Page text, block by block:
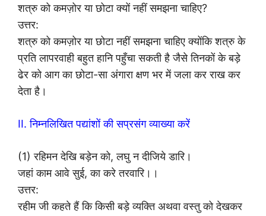
शत्रु को कमज़ोर या छोटा क्यों नहीं समझना चाहिए?
उत्तर:
शत्रु को कमज़ोर या छोटा नहीं समझना चाहिए क्योंकि शत्रु के
प्रति लापरवाही बहुत हानि पहुँचा सकती है जैसे तिनकों के बड़े
ढेर को आग का छोटा-सा अंगारा क्षण भर में जला कर राख कर
देता है।
II. निम्नलिखित पद्यांशों की सप्रसंग व्याख्या करें
(1) रहिमन देखि बड़ेन को, लघु न दीजिये डारि।
जहां काम आवे सुई, का करे तरवारि।।
उत्तर:
रहीम जी कहते हैं कि किसी बड़े व्यक्ति अथवा वस्तु को देखकर